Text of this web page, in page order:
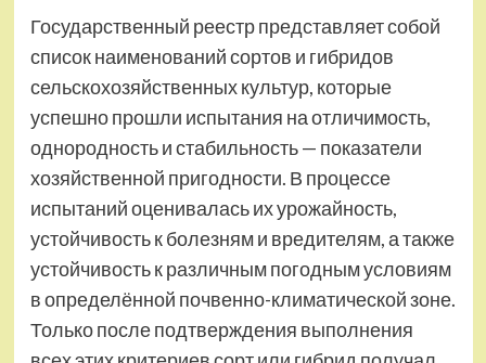
Государственный реестр представляет собой
список наименований сортов и гибридов
сельскохозяйственных культур, которые
успешно прошли испытания на отличимость,
однородность и стабильность — показатели
хозяйственной пригодности. В процессе
испытаний оценивалась их урожайность,
устойчивость к болезням и вредителям, а также
устойчивость к различным погодным условиям
в определённой почвенно-климатической зоне.
Только после подтверждения выполнения